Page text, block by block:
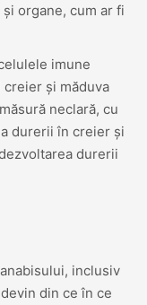
organe, cum ar fi
imune
și măduva
neclară, cu
durerii în creier și
durerii
inclusiv
din ce în ce